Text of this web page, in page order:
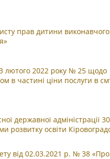
прав дитини виконавчого
лютого 2022 року № 25 щодо
в частині ціни послуги в
державної адміністрації 30
освіти
від 02.03.2021 р. № 38 «Про